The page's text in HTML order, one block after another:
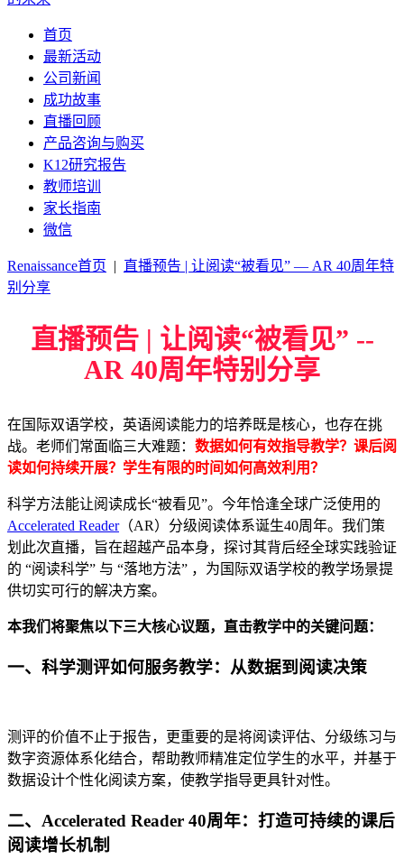
首页
最新活动
公司新闻
成功故事
直播回顾
产品咨询与购买
K12研究报告
教师培训
家长指南
微信
Renaissance首页 | 直播预告 | 让阅读“被看见” — AR 40周年特
别分享
直播预告 | 让阅读“被看见” --
AR 40周年特别分享
在国际双语学校，英语阅读能力的培养既是核心，也存在挑
战。老师们常面临三大难题： 数据如何有效指导教学？课后阅
读如何持续开展？学生有限的时间如何高效利用？
科学方法能让阅读成长“被看见”。今年恰逢全球广泛使用的
Accelerated Reader（AR）分级阅读体系诞生40周年。我们策
划此次直播，旨在超越产品本身，探讨其背后经全球实践验证
的 “阅读科学” 与 “落地方法” ，为国际双语学校的教学场景提
供切实可行的解决方案。
本我们将聚焦以下三大核心议题，直击教学中的关键问题：
一、科学测评如何服务教学：从数据到阅读决策
测评的价值不止于报告，更重要的是将阅读评估、分级练习与
数字资源体系化结合，帮助教师精准定位学生的水平，并基于
数据设计个性化阅读方案，使教学指导更具针对性。
二、Accelerated Reader 40周年：打造可持续的课后
阅读增长机制